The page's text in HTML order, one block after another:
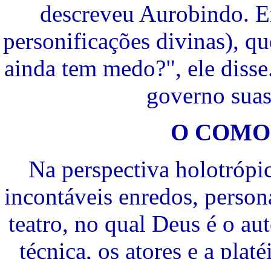
descreveu Aurobindo.
personificações divinas),
ainda tem medo?", ele
governo
O
Na perspectiva
incontáveis enredos,
teatro, no qual Deus é o
técnica, os atores e a